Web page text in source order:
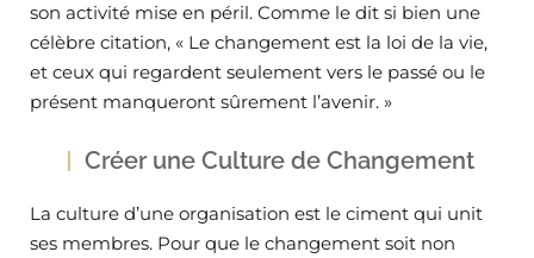
son activité mise en péril. Comme le dit si bien une
célèbre citation, « Le changement est la loi de la vie,
et ceux qui regardent seulement vers le passé ou le
présent manqueront sûrement l’avenir. »
Créer une Culture de Changement
La culture d’une organisation est le ciment qui unit
ses membres. Pour que le changement soit non